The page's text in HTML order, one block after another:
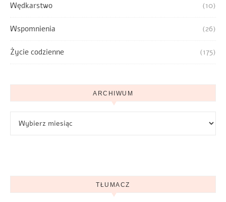
Wędkarstwo (10)
Wspomnienia (26)
Życie codzienne (175)
ARCHIWUM
TŁUMACZ